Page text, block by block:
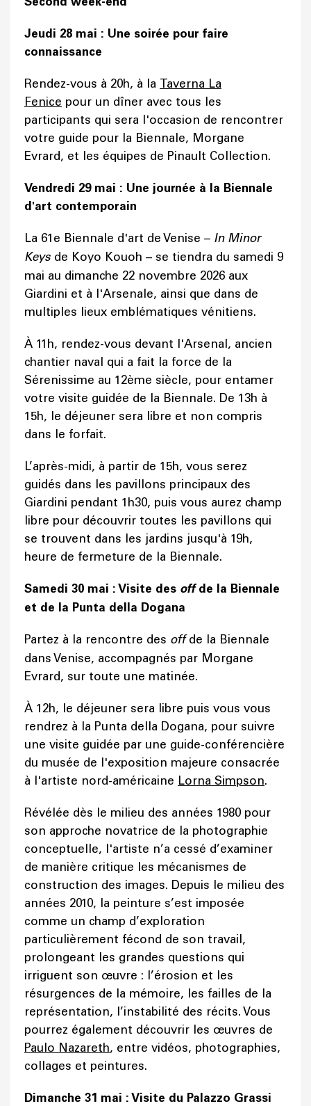
Jeudi 28 mai : Une soirée pour faire
connaissance
Rendez-vous à 20h, à la Taverna La
Fenice pour un dîner avec tous les
participants qui sera l'occasion de rencontrer
votre guide pour la Biennale, Morgane
Evrard, et les équipes de Pinault Collection.
Vendredi 29 mai : Une journée à la Biennale
d'art contemporain
La 61e Biennale d'art de Venise – In Minor
Keys de Koyo Kouoh – se tiendra du samedi 9
mai au dimanche 22 novembre 2026 aux
Giardini et à l'Arsenale, ainsi que dans de
multiples lieux emblématiques vénitiens.
À 11h, rendez-vous devant l'Arsenal, ancien
chantier naval qui a fait la force de la
Sérenissime au 12ème siècle, pour entamer
votre visite guidée de la Biennale. De 13h à
15h, le déjeuner sera libre et non compris
dans le forfait.
L’après-midi, à partir de 15h, vous serez
guidés dans les pavillons principaux des
Giardini pendant 1h30, puis vous aurez champ
libre pour découvrir toutes les pavillons qui
se trouvent dans les jardins jusqu'à 19h,
heure de fermeture de la Biennale.
Samedi 30 mai : Visite des offde la Biennale
et de la Punta della Dogana
Partez à la rencontre des offde la Biennale
dans Venise, accompagnés par Morgane
Evrard, sur toute une matinée.
À 12h, le déjeuner sera libre puis vous vous
rendrez à la Punta della Dogana, pour suivre
une visite guidée par une guide-conférencière
du musée de l'exposition majeure consacrée
à l'artiste nord-américaine Lorna Simpson.
Révélée dès le milieu des années 1980 pour
son approche novatrice de la photographie
conceptuelle, l'artiste n’a cessé d’examiner
de manière critique les mécanismes de
construction des images. Depuis le milieu des
années 2010, la peinture s’est imposée
comme un champ d’exploration
particulièrement fécond de son travail,
prolongeant les grandes questions qui
irriguent son œuvre : l’érosion et les
résurgences de la mémoire, les failles de la
représentation, l’instabilité des récits. Vous
pourrez également découvrir les œuvres de
Paulo Nazareth, entre vidéos, photographies,
collages et peintures.
Dimanche 31 mai : Visite du Palazzo Grassi